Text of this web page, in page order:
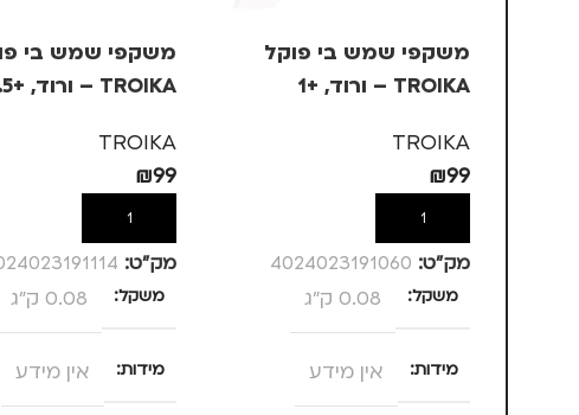
משקפי שמש בי פוקל
TROIKA – ורוד, +1
TROIKA
₪99
הוספה לסל
מק”ט: 4024023191060
משקל 0.08 ק"ג
מידות אין מידע
משקפי שמש בי
TROIKA – ורוד, +1.5
TROIKA
₪99
הוספה לסל
מק”ט:
משקל 0.08 ק"ג
מידות אין מידע